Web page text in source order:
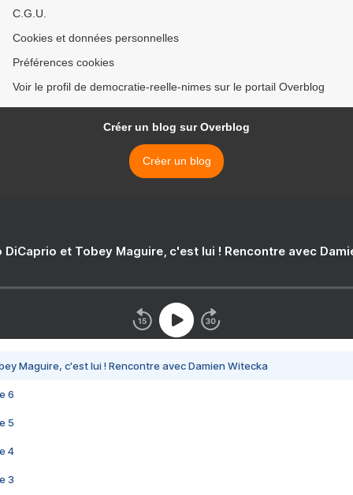
C.G.U.
Cookies et données personnelles
Préférences cookies
Voir le profil de democratie-reelle-nimes sur le portail Overblog
Créer un blog sur Overblog
Créer un blog
DiCaprio et Tobey Maguire, c'est lui ! Rencontre avec
Maguire, c'est lui ! Rencontre avec Damien Witecka
6
5
4
3